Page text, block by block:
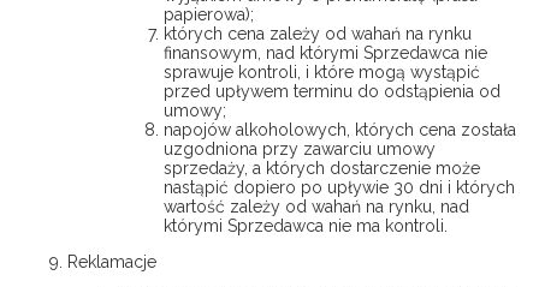
papierowa);
których cena zależy od wahań na rynku
finansowym, nad którymi Sprzedawca nie
sprawuje kontroli, i które mogą wystąpić
przed upływem terminu do odstąpienia od
umowy;
napojów alkoholowych, których cena została
uzgodniona przy zawarciu umowy
sprzedaży, a których dostarczenie może
nastąpić dopiero po upływie 30 dni i których
wartość zależy od wahań na rynku, nad
którymi Sprzedawca nie ma kontroli.
Reklamacje